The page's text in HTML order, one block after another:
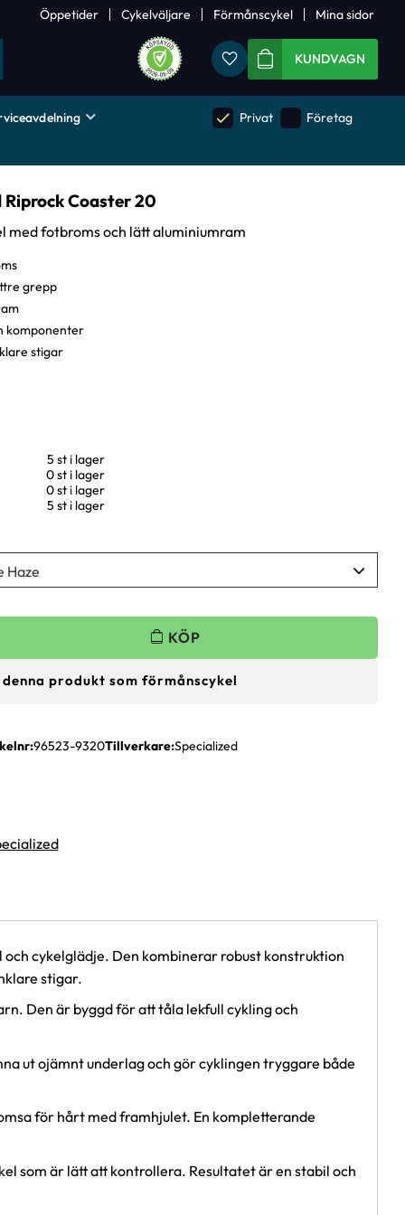
Öppetider Cykelväljare Förmånscykel Mina sidor
FavoriterKUNDVAGN
done Privat Företag
Riprock Coaster 20
med fotbroms och lätt aluminiumram
grepp
komponenter
stigar
denna produkt som förmånscykel
96523-9320Tillverkare Specialized
5 st i lager
0 st i lager
0 st i lager
5 st i lager
cykelglädje. Den kombinerar robust konstruktion
stigar.
Den är byggd för att tåla lekfull cykling och
ut ojämnt underlag och gör cyklingen tryggare både
för hårt med framhjulet. En kompletterande
som är lätt att kontrollera. Resultatet är en stabil och